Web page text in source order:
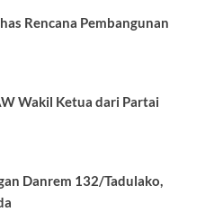
Rencana Pembangunan
Wakil Ketua dari Partai
Danrem 132/Tadulako,